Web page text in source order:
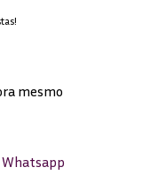
mesmo